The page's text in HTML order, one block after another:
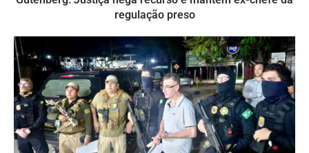
regulação preso